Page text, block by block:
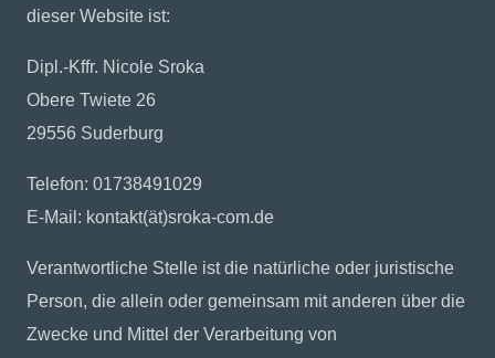
dieser Website ist:
Dipl.-Kffr. Nicole Sroka
Obere Twiete 26
29556 Suderburg
Telefon: 01738491029
E-Mail: kontakt(ät)sroka-com.de
Verantwortliche Stelle ist die natürliche oder juristische
Person, die allein oder gemeinsam mit anderen über die
Zwecke und Mittel der Verarbeitung von